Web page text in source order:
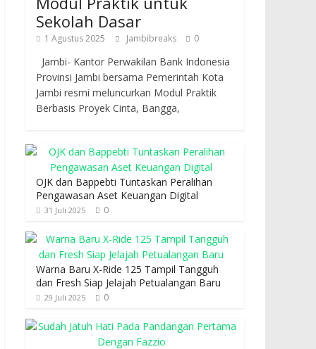
Sekolah Dasar
1 Agustus 2025 Jambibreaks 0
Jambi- Kantor Perwakilan Bank Indonesia
Provinsi Jambi bersama Pemerintah Kota
Jambi resmi meluncurkan Modul Praktik
Berbasis Proyek Cinta, Bangga,
OJK dan Bappebti Tuntaskan Peralihan
Pengawasan Aset Keuangan Digital
31 Juli 2025 0
Warna Baru X-Ride 125 Tampil Tangguh
dan Fresh Siap Jelajah Petualangan Baru
29 Juli 2025 0